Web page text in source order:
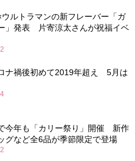
ルトラマンの新フレーバー「ガ
」発表 片寄涼太さんが祝福イベ
ナ禍後初めて2019年超え 5月は
今年も「カリー祭り」開催 新作
グなど全6品が季節限定で登場